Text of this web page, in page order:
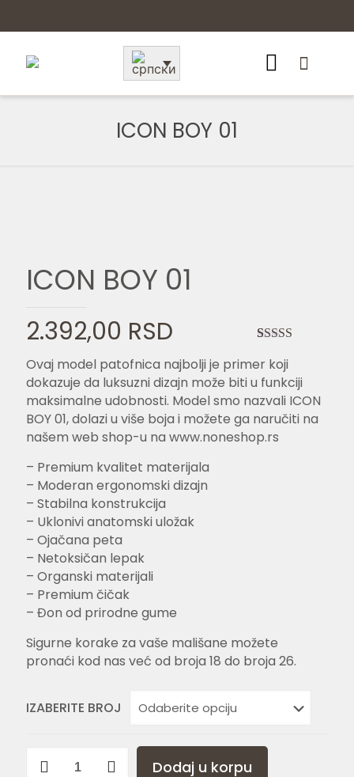
ICON BOY 01
ICON BOY 01
5.00od 5 na
osnovu
ocene kupca
2.392,00 RSD
Ovaj model patofnica najbolji je primer koji
dokazuje da luksuzni dizajn može biti u funkciji
maksimalne udobnosti. Model smo nazvali ICON
BOY 01, dolazi u više boja i možete ga naručiti na
našem web shop-u na www.noneshop.rs
– Premium kvalitet materijala
– Moderan ergonomski dizajn
– Stabilna konstrukcija
– Uklonivi anatomski uložak
– Ojačana peta
– Netoksičan lepak
– Organski materijali
– Premium čičak
– Đon od prirodne gume
Sigurne korake za vaše mališane možete
pronaći kod nas već od broja 18 do broja 26.
IZABERITE BROJ
BOY
Dodaj u korpu